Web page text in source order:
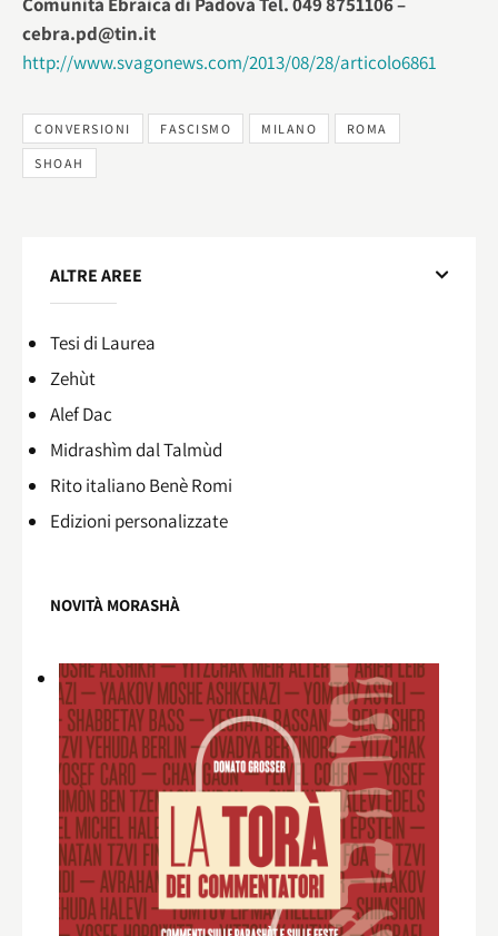
cebra.pd@tin.it
http://www.svagonews.com/2013/08/28/articolo6861
CONVERSIONI FASCISMO MILANO ROMA
SHOAH
ALTRE AREE
Tesi di Laurea
Zehùt
Alef Dac
Midrashìm dal Talmùd
Rito italiano Benè Romi​
Edizioni personalizzate
NOVITÀ MORASHÀ